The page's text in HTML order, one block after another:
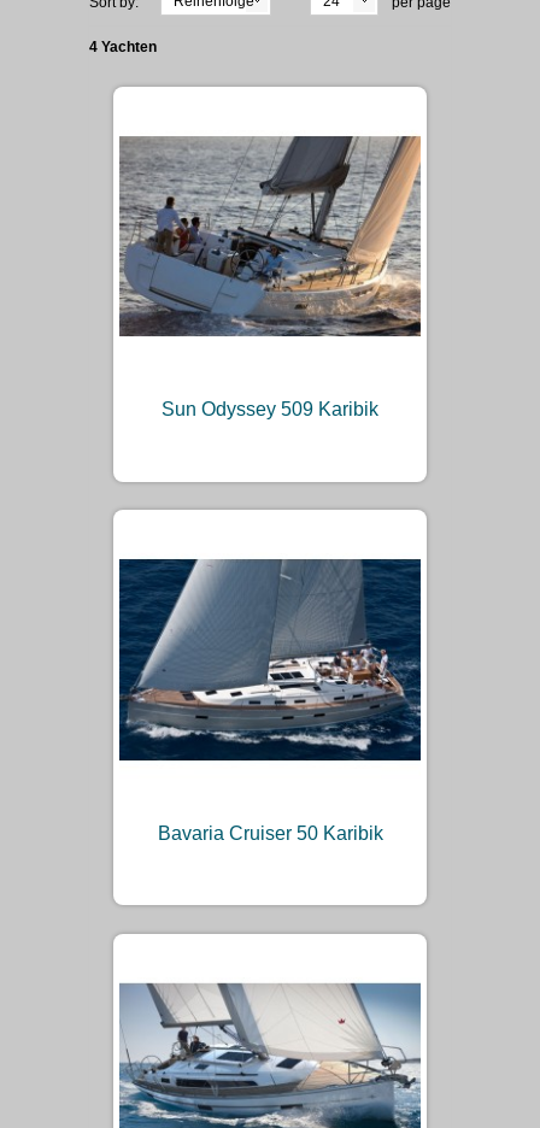
4 Yachten
Sun Odyssey 509 Karibik
Bavaria Cruiser 50 Karibik